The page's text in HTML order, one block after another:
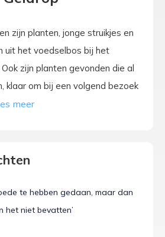
zijn planten, jonge struikjes en
uit het voedselbos bij het
zijn planten gevonden die al
klaar om bij een volgend bezoek
te hebben gedaan, maar dan
het niet bevatten’